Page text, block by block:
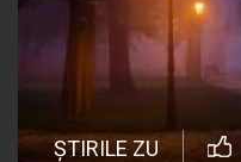
ȘTIRILE ZU